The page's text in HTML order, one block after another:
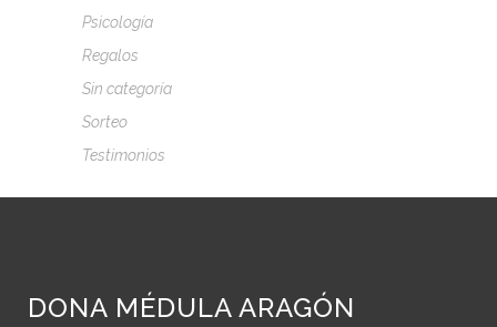
Psicología
Regalos
Sin categoría
Sorteo
Testimonios
DONA MÉDULA ARAGÓN